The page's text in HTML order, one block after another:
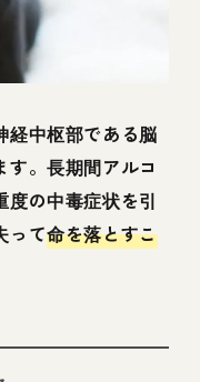
経中枢部である脳
。長期間アルコ
度の中毒症状を引
って命を落とすこ